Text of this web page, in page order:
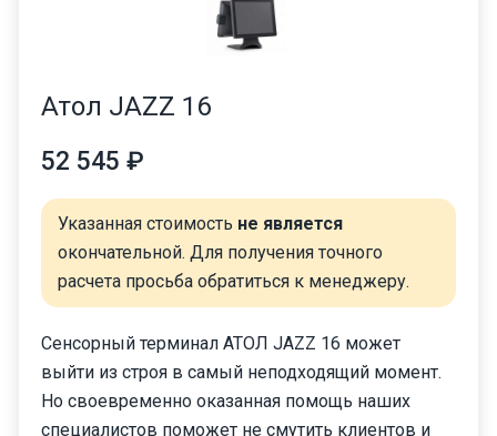
Атол JAZZ 16
52 545 ₽
Указанная стоимость не является
окончательной. Для получения точного
расчета просьба обратиться к менеджеру.
Сенсорный терминал АТОЛ JAZZ 16 может
выйти из строя в самый неподходящий момент.
Но своевременно оказанная помощь наших
специалистов поможет не смутить клиентов и